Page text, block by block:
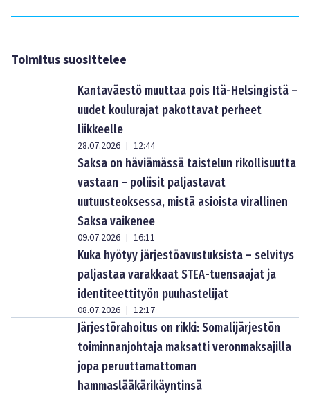
Toimitus suosittelee
Kantaväestö muuttaa pois Itä-Helsingistä –
uudet koulurajat pakottavat perheet
liikkeelle
28.07.2026 | 12:44
Saksa on häviämässä taistelun rikollisuutta
vastaan – poliisit paljastavat
uutuusteoksessa, mistä asioista virallinen
Saksa vaikenee
09.07.2026 | 16:11
Kuka hyötyy järjestöavustuksista – selvitys
paljastaa varakkaat STEA-tuensaajat ja
identiteettityön puuhastelijat
08.07.2026 | 12:17
Järjestörahoitus on rikki: Somalijärjestön
toiminnanjohtaja maksatti veronmaksajilla
jopa peruuttamattoman
hammaslääkärikäyntinsä